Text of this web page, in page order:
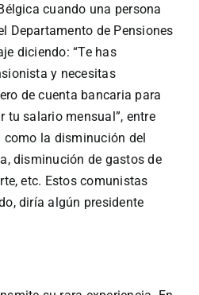
cuando una persona
Departamento de Pensiones
diciendo: “Te has
y necesitas
de cuenta bancaria para
tu salario mensual”, entre
como la disminución del
disminución de gastos de
etc. Estos comunistas
diría algún presidente